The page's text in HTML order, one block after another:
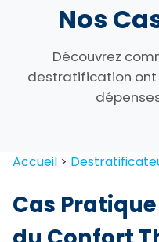
Nos
Découvrez
destratification ont
Accueil >
Cas